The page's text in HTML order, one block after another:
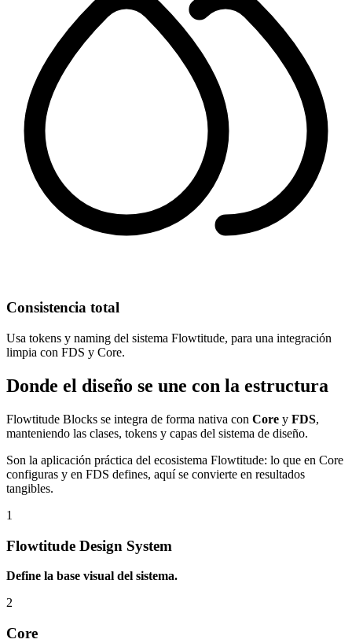
Consistencia total
Usa tokens y naming del sistema Flowtitude, para una integración
limpia con FDS y Core.
Donde el diseño se une con la estructura
Flowtitude Blocks se integra de forma nativa con Core y FDS,
manteniendo las clases, tokens y capas del sistema de diseño.
Son la aplicación práctica del ecosistema Flowtitude: lo que en Core
configuras y en FDS defines, aquí se convierte en resultados
tangibles.
1
Flowtitude Design System
Define la base visual del sistema.
2
Core